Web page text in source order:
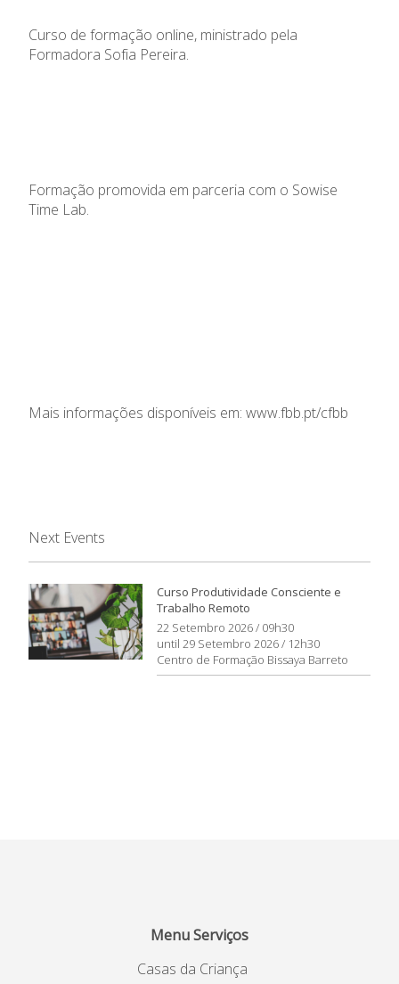
Curso de formação online, ministrado pela
Formadora Sofia Pereira.
Formação promovida em parceria com o Sowise
Time Lab.
Mais informações disponíveis em: www.fbb.pt/cfbb
Next Events
Curso Produtividade Consciente e
Trabalho Remoto
22 Setembro 2026 / 09h30
until 29 Setembro 2026 / 12h30
Centro de Formação Bissaya Barreto
Menu Serviços
Casas da Criança